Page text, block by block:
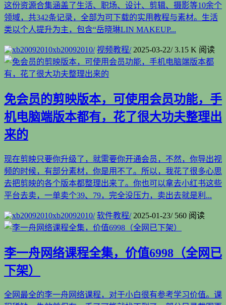
这份资源合集涵盖了生活、职场、设计、剪辑、摄影等10余个
领域，共342条记录，全部为可下载的实用教程与素材。生活
类以个人提升为主，包含“岳晓琳LIN MAKEUP...
xb20092010/ 视频教程/ 2025-03-22/ 3.15 K 阅读
免会员的剪映版本，可使用会员功能，手
机电脑端版本都有，花了很大功夫整理出
来的
现在剪映只要你升级了，就需要你开通会员，不然，你导出视
频的时候，有部分素材，你是用不了。所以，我花了很多心思
去把剪映的各个版本都整理出来了。你也可以拿去小红书这些
平台去卖，一单卖个39、79，完全没压力，卖出去就是利...
xb20092010/ 软件教程/ 2025-01-23/ 560 阅读
李一舟网络课程全集，价值6998（全网已
下架）
全网最全的李一舟网络课程，对于小白很有参考学习价值。课